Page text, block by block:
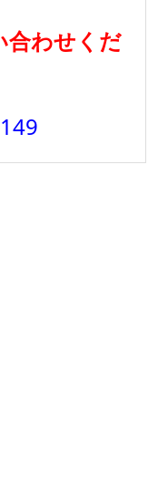
合わせくだ